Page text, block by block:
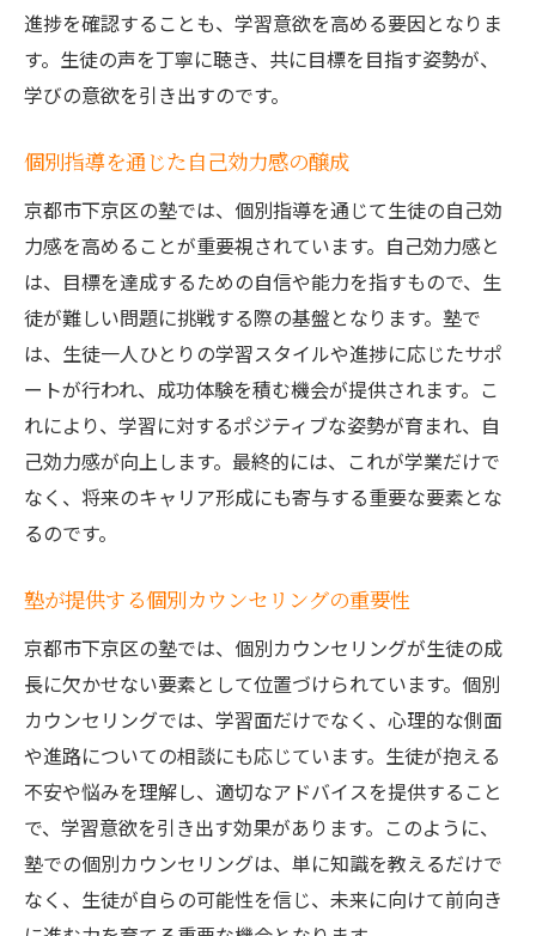
進捗を確認することも、学習意欲を高める要因となりま
す。生徒の声を丁寧に聴き、共に目標を目指す姿勢が、
学びの意欲を引き出すのです。
個別指導を通じた自己効力感の醸成
京都市下京区の塾では、個別指導を通じて生徒の自己効
力感を高めることが重要視されています。自己効力感と
は、目標を達成するための自信や能力を指すもので、生
徒が難しい問題に挑戦する際の基盤となります。塾で
は、生徒一人ひとりの学習スタイルや進捗に応じたサポ
ートが行われ、成功体験を積む機会が提供されます。こ
れにより、学習に対するポジティブな姿勢が育まれ、自
己効力感が向上します。最終的には、これが学業だけで
なく、将来のキャリア形成にも寄与する重要な要素とな
るのです。
塾が提供する個別カウンセリングの重要性
京都市下京区の塾では、個別カウンセリングが生徒の成
長に欠かせない要素として位置づけられています。個別
カウンセリングでは、学習面だけでなく、心理的な側面
や進路についての相談にも応じています。生徒が抱える
不安や悩みを理解し、適切なアドバイスを提供すること
で、学習意欲を引き出す効果があります。このように、
塾での個別カウンセリングは、単に知識を教えるだけで
なく、生徒が自らの可能性を信じ、未来に向けて前向き